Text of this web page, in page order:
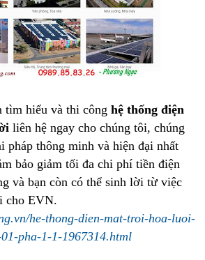
tìm hiểu và thi công hệ thống điện
liên hệ ngay cho chúng tôi, chúng
pháp thông minh và hiện đại nhất
bảo giảm tối đa chi phí tiền điện
và bạn còn có thể sinh lời từ việc
cho EVN.
he-thong-dien-mat-troi-hoa-luoi-
pha-1-1-1967314.html